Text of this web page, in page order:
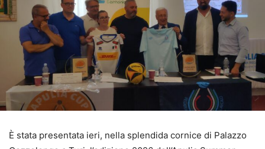
È stata presentata ieri, nella splendida cornice di Palazzo